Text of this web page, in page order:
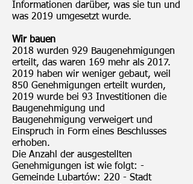
Informationen darüber, was sie tun und
was 2019 umgesetzt wurde.
Wir bauen
2018 wurden 929 Baugenehmigungen
erteilt, das waren 169 mehr als 2017.
2019 haben wir weniger gebaut, weil
850 Genehmigungen erteilt wurden,
2019 wurde bei 93 Investitionen die
Baugenehmigung und
Baugenehmigung verweigert und
Einspruch in Form eines Beschlusses
erhoben.
Die Anzahl der ausgestellten
Genehmigungen ist wie folgt: -
Gemeinde Lubartów: 220 - Stadt